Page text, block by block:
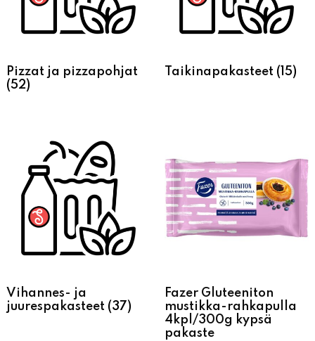
Pizzat ja pizzapohjat
(52)
Taikinapakasteet (15)
Vihannes- ja
juurespakasteet (37)
Fazer Gluteeniton
mustikka-rahkapulla
4kpl/300g kypsä
pakaste